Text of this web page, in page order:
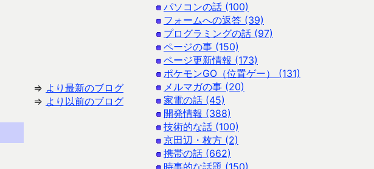
⇒ より最新のブログ
⇒ より以前のブログ
パソコンの話 (100)
フォームへの返答 (39)
プログラミングの話 (97)
ページの事 (150)
ページ更新情報 (173)
ポケモンGO（位置ゲー） (131)
メルマガの事 (20)
家電の話 (45)
開発情報 (388)
技術的な話 (100)
京田辺・枚方 (2)
携帯の話 (662)
時事的な話題 (150)